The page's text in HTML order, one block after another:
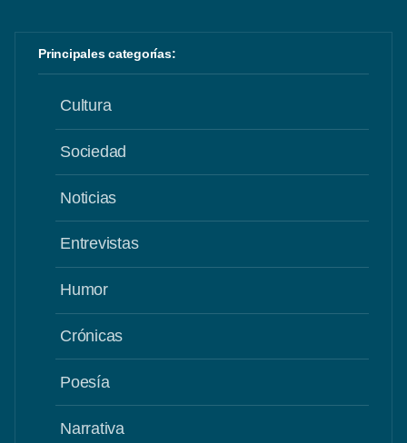
Principales categorías:
Cultura
Sociedad
Noticias
Entrevistas
Humor
Crónicas
Poesía
Narrativa